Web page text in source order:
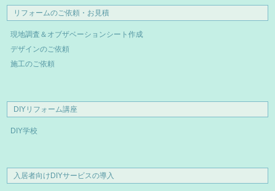
リフォームのご依頼・お見積
現地調査＆オブザベーションシート作成
デザインのご依頼
施工のご依頼
DIYリフォーム講座
DIY学校
入居者向けDIYサービスの導入